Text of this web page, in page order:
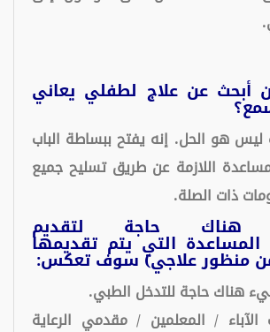
أبحث عن علاج لطفلي يعاني
هو الحل. إنه يفتح ببساطة الباب
اللازمة عن طريق تسليح جميع
ذات الصلة.
هناك حاجة لتقديم
المساعدة التي يتم تقديمها
منظور علاجي) سوف تعكس:
هناك حاجة للتدخل الطبي.
/ المعلمين / مقدمي الرعاية